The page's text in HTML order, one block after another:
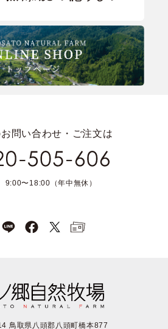
問い合わせ・ご注文は
〜18:00（年中無休）
鳥取県八頭郡八頭町橋本877